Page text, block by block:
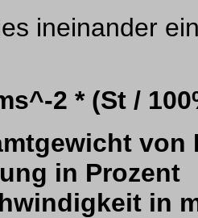
ineinander
2 * (St /
in Prozent
in